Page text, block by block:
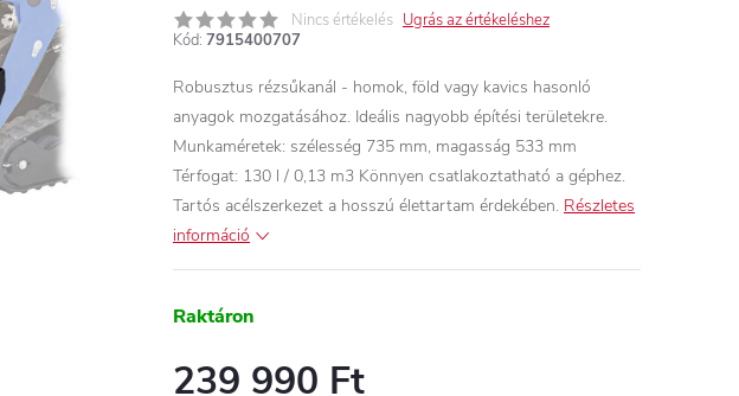
Nincs értékelés Ugrás az értékeléshez
Kód: 7915400707
Robusztus rézsűkanál - homok, föld vagy kavics hasonló
anyagok mozgatásához. Ideális nagyobb építési területekre.
Munkaméretek: szélesség 735 mm, magasság 533 mm
Térfogat: 130 l / 0,13 m3 Könnyen csatlakoztatható a géphez.
Tartós acélszerkezet a hosszú élettartam érdekében. Részletes
információ
Raktáron
239 990 Ft